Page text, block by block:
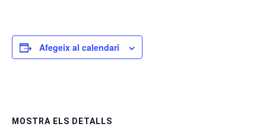
Afegeix al calendari
MOSTRA ELS DETALLS